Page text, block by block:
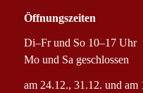
Öffnungszeiten
Di–Fr und So 10–17 Uhr
Mo und Sa geschlossen
am 24.12., 31.12. und am